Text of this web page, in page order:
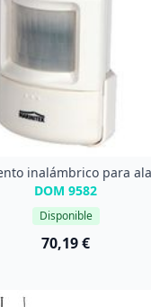
inalámbrico para
DOM 9582
Disponible
70,19 €